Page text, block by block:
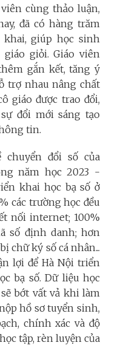
cùng thảo luận,
đã có hàng trăm
giúp học sinh
giỏi. Giáo viên
gắn kết, tăng ý
trợ nhau nâng chất
giáo được trao đổi,
đổi mới sáng tạo
tin.
đổi số của
năm học 2023 -
khai học bạ số ở
các trường học đều
nối internet; 100%
số định danh; hơn
chữ ký số cá nhân...
lợi để Hà Nội triển
bạ số. Dữ liệu học
bớt vất vả khi làm
hồ sơ tuyển sinh,
chính xác và độ
tập, rèn luyện của